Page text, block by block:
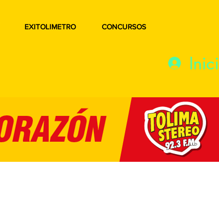
EXITOLIMETRO CONCURSOS